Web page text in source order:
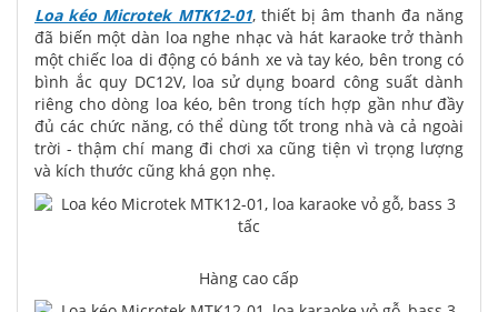
Loa kéo Microtek MTK12-01, thiết bị âm thanh đa năng
đã biến một dàn loa nghe nhạc và hát karaoke trở thành
một chiếc loa di động có bánh xe và tay kéo, bên trong có
bình ắc quy DC12V, loa sử dụng board công suất dành
riêng cho dòng loa kéo, bên trong tích hợp gần như đầy
đủ các chức năng, có thể dùng tốt trong nhà và cả ngoài
trời - thậm chí mang đi chơi xa cũng tiện vì trọng lượng
và kích thước cũng khá gọn nhẹ.
Hàng cao cấp